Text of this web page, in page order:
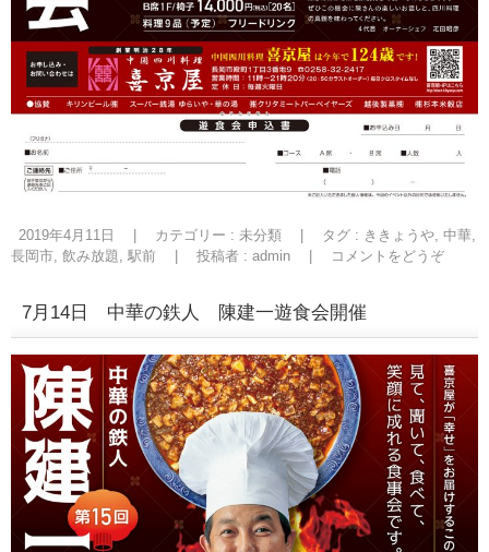
2019年4月11日 | カテゴリー : 未分類 | タグ : ききょうや, 中華
長岡市 飲み放題 駅前 | 投稿者 : admin | コメントをどうぞ
7月14日 中華の鉄人 陳建一遊食会開催